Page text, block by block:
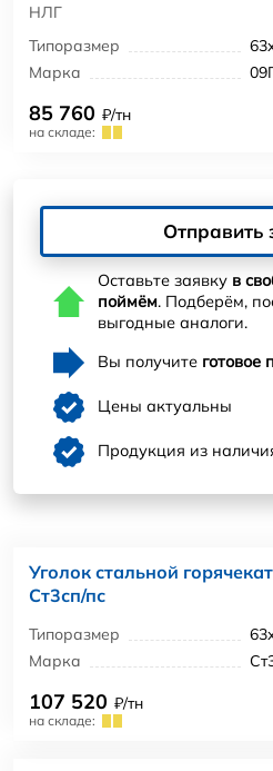
НЛГ
Типоразмер
Марка
85 760 ₽/тн
на складе:
Отправить
Оставьте заявку в
поймём. Подберём,
выгодные аналоги.
Вы получите готовое
Цены актуальны
Продукция из
Уголок стальной
Ст3сп/пс
Типоразмер
Марка
107 520 ₽/тн
на складе: